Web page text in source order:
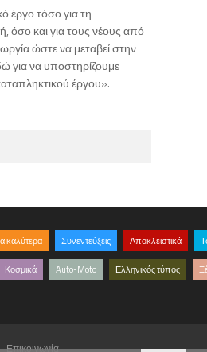
έργο τόσο για τη
όσο και για τους νέους από
ώστε να μεταβεί στην
για να υποστηρίζουμε
έργου».
καλύτερα Συνεντεύξεις Αποκλειστικά
Κοσμικά Auto-Moto Ελληνικός τύπος
Επικοινωνία